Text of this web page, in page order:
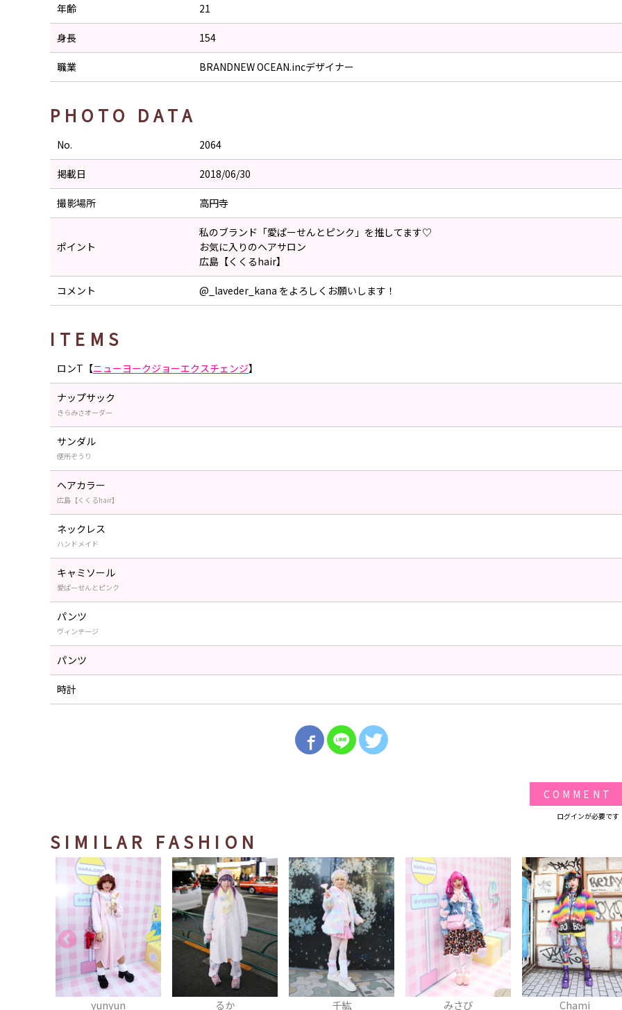
年齢 21
身長 154
職業 BRANDNEW OCEAN.incデザイナー
PHOTO DATA
No. 2064
掲載日 2018/06/30
撮影場所 高円寺
ポイント
私のブランド「愛ぱーせんとピンク」を推してます♡
お気に入りのヘアサロン
広島【くくるhair】
コメント @_laveder_kana をよろしくお願いします！
ITEMS
ロンT【ニューヨークジョーエクスチェンジ】
ナップサック
きらみさオーダー
サンダル
便所ぞうり
ヘアカラー
広島【くくるhair】
ネックレス
ハンドメイド
キャミソール
愛ぱーせんとピンク
パンツ
ヴィンテージ
パンツ
時計
COMMENT
ログインが必要です
SIMILAR FASHION
るか 千紘 みさび Chami ぷりんちゃん